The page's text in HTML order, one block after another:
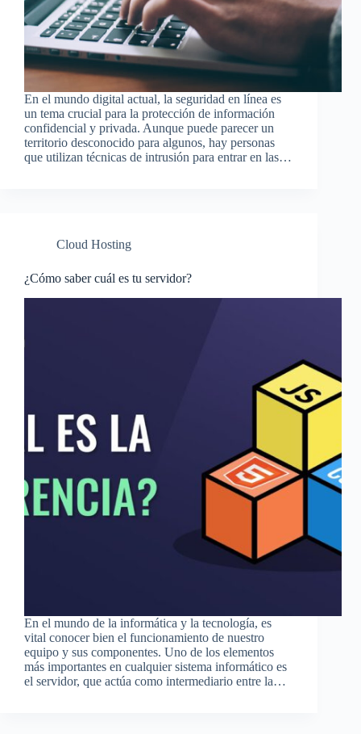
En el mundo digital actual, la seguridad en línea es
un tema crucial para la protección de información
confidencial y privada. Aunque puede parecer un
territorio desconocido para algunos, hay personas
que utilizan técnicas de intrusión para entrar en las…
Cloud Hosting
¿Cómo saber cuál es tu servidor?
En el mundo de la informática y la tecnología, es
vital conocer bien el funcionamiento de nuestro
equipo y sus componentes. Uno de los elementos
más importantes en cualquier sistema informático es
el servidor, que actúa como intermediario entre la…